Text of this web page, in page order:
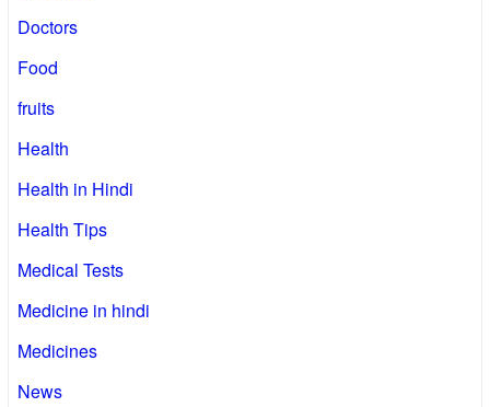
Doctors
Food
fruits
Health
Health in Hindi
Health Tips
Medical Tests
Medicine in hindi
Medicines
News